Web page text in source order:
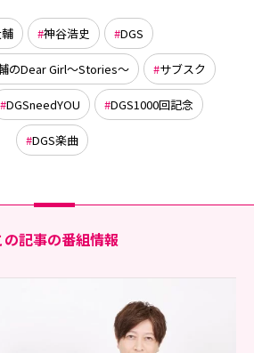
神谷浩史 DGS
のDear Girl〜Stories〜 サブスク
DGSneedYOU DGS1000回記念
DGS楽曲
の記事の番組情報